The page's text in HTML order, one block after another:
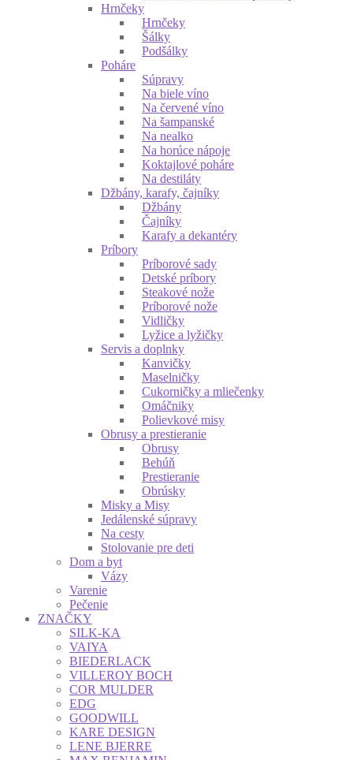
Hrnčeky
Hrnčeky
Šálky
Podšálky
Poháre
Súpravy
Na biele víno
Na červené víno
Na šampanské
Na nealko
Na horúce nápoje
Koktajlové poháre
Na destiláty
Džbány, karafy, čajníky
Džbány
Čajníky
Karafy a dekantéry
Príbory
Príborové sady
Detské príbory
Steakové nože
Príborové nože
Vidličky
Lyžice a lyžičky
Servis a doplnky
Kanvičky
Maselničky
Cukorničky a mliečenky
Omáčniky
Polievkové misy
Obrusy a prestieranie
Obrusy
Behúň
Prestieranie
Obrúsky
Misky a Misy
Jedálenské súpravy
Na cesty
Stolovanie pre deti
Dom a byt
Vázy
Varenie
Pečenie
ZNAČKY
SILK-KA
VAIYA
BIEDERLACK
VILLEROY BOCH
COR MULDER
EDG
GOODWILL
KARE DESIGN
LENE BJERRE